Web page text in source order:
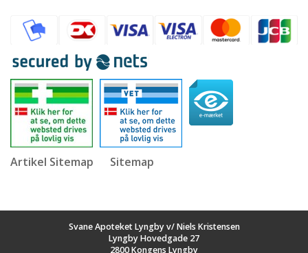
Artikel Sitemap Sitemap
Svane Apoteket Lyngby v/ Niels Kristensen
Lyngby Hovedgade 27
2800 Kongens Lyngby